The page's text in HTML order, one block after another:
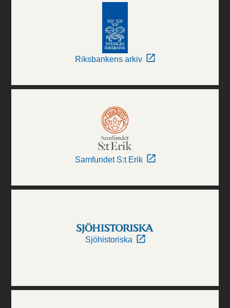
Riksbankens arkiv
Samfundet S:t Erik
Sjöhistoriska